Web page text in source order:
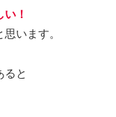
！
います。
ると